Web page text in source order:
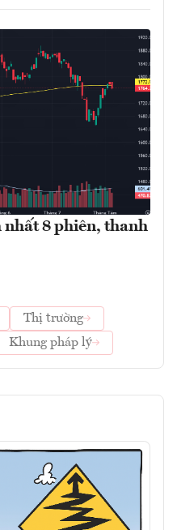
8 phiên, thanh
Thị trường
Khung pháp lý